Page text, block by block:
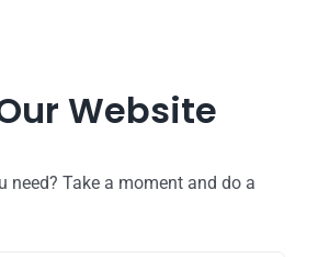
Website
need? Take a moment and do a